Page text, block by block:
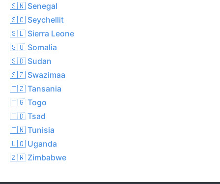
🇸🇳 Senegal
🇸🇨 Seychellit
🇸🇱 Sierra Leone
🇸🇴 Somalia
🇸🇩 Sudan
🇸🇿 Swazimaa
🇹🇿 Tansania
🇹🇬 Togo
🇹🇩 Tsad
🇹🇳 Tunisia
🇺🇬 Uganda
🇿🇼 Zimbabwe